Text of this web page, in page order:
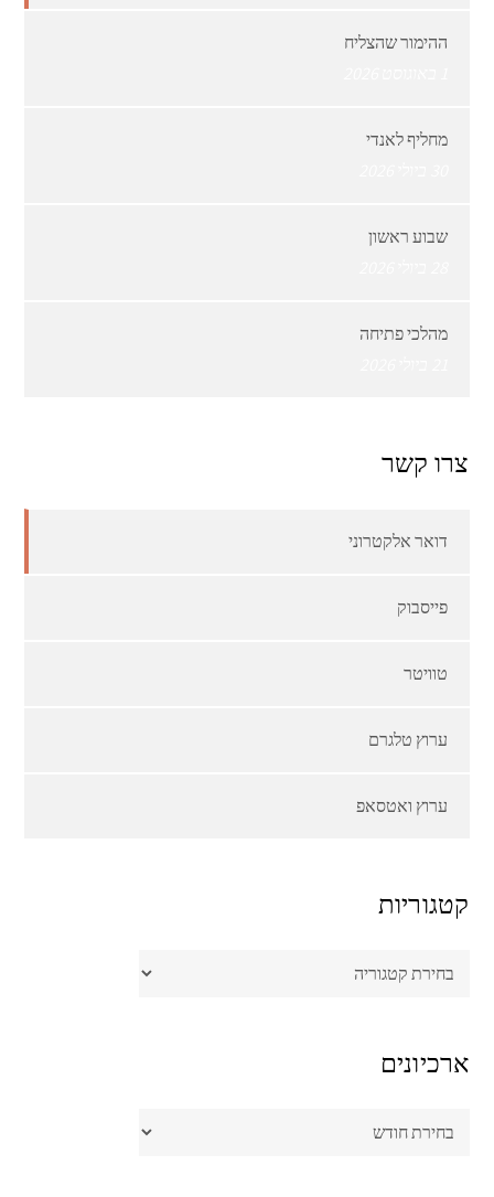
ההימור שהצליח
מחליף לאנדי
שבוע ראשון
מהלכי פתיחה
צרו קשר
דואר אלקטרוני
פייסבוק
טוויטר
ערוץ טלגרם
ערוץ ואטסאפ
קטגוריות
קטגוריות
ארכיונים
ארכיונים